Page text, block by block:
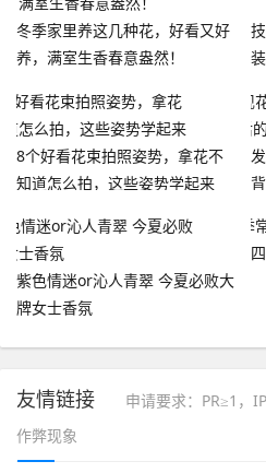
冬季家里养这几种花，好看又好
养，满室生香春意盎然！
装
8个好看花束拍照姿势，拿花不
知道怎么拍，这些姿势学起来
紫色情迷or沁人青翠 今夏必败大
牌女士香氛
友情链接
申请要求：PR≥1，
作弊现象